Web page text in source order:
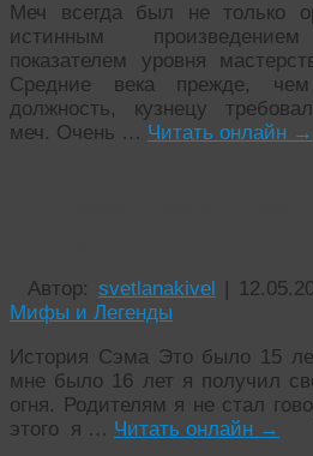
Меч всегда был не только
истинным
показателем уровня
Средние века прежде,
должность, кузнецу
меч. Очень … Читать онлайн →
Автор: svetlanakivel |
Мифы и Легенды
История Сэма Это было 15
мне было 16 лет я получил
огня. Родителям я не стал
этого я … Читать онлайн →